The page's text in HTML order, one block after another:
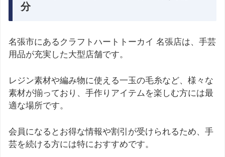
分
名張市にあるクラフトハートトーカイ 名張店は、手芸
用品が充実した大型店舗です。
レジン素材や編み物に使える一玉の毛糸など、様々な
素材が揃っており、手作りアイテムを楽しむ方には最
適な場所です。
会員になるとお得な情報や割引が受けられるため、手
芸を続ける方には特におすすめです。